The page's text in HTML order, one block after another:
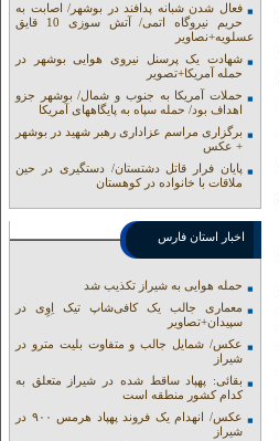
فعال شدن شبانه پدافند در بوشهر/ اصابت به
حریم نیروگاه اتمی/ آتش سوزی 10 قایق
عسلویه+نصاویر
شهادت یک پرسنل نیروی هوایی بوشهر در
حمله آمریکا+تصویر
حملات آمریکا به جنوب و شمال/ بوشهر جزو
اهداف بود/ حمله سپاه به پایگاههای آمریکا
برگزاری مراسم عزاداری رهبر شهید در بوشهر
+ عکس
پایان فرار قاتل دشتستان/ دستگیری در حین
ملاقات با خانواده در کوهستان
اخبار استان فارس
حمله هوایی به شیراز تکذیب شد
معماری جالب یک کافی‌شاپ تیک اِوِی در
سپیدان+تصاویر
عکس/ شمایل جالب و متفاوت بلیت مترو در
شیراز
بقائی: پهپاد ساقط شده در شیراز متعلق به
کدام کشور منطقه است
عکس/ انهدام یک فروند پهپاد هرمس ۹۰۰ در
شیراز